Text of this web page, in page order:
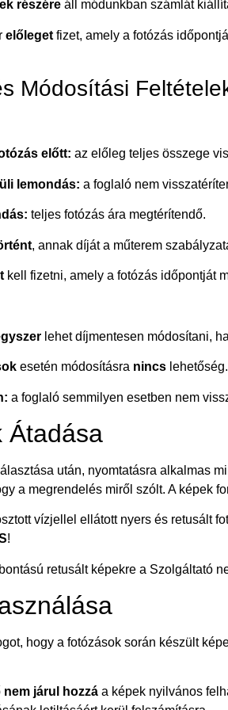
részére áll módunkban számlát
előleget fizet, amely a fotózás
Módosítási
előtt: az előleg teljes összege
lemondás: a foglaló nem
teljes fotózás ára megtérítendő.
, annak díját a műterem
kell fizetni, amely a fotózás időpontját
lehet díjmentesen módosítani,
esetén módosításra nincs lehetőség.
a foglaló semmilyen esetben nem
Átadása
után, nyomtatásra alkalmas
a megrendelés miről szólt. A képek
vízjellel ellátott nyers és retusált
!
retusált képekre a Szolgáltató
hogy a fotózások során készült
nem járul hozzá a képek nyilvános